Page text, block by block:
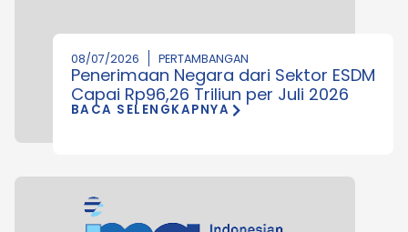
08/07/2026 PERTAMBANGAN
Penerimaan Negara dari Sektor ESDM
Capai Rp96,26 Triliun per Juli 2026
BACA SELENGKAPNYA